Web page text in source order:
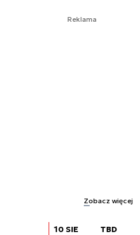
Reklama
Zobacz więcej
10 SIE
TBD